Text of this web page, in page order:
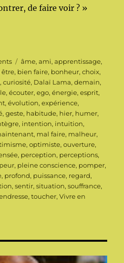
de faire voir ? »
Étiquettes
âme,ami,apprentissage,
être, bien faire, bonheur,choix,
,curiosité, Dalaï Lama,demain,
,écouter,ego,énergie,esprit,
,évolution,expérience,
,geste, habitude, hier, humer,
, intention, intuition,
, mal faire, malheur,
,optimiste,ouverture,
, perception, perceptions,
peur, pleine conscience, pomper,
, profond, puissance, regard,
,sentir,situation,souffrance,
,toucher,Vivre en